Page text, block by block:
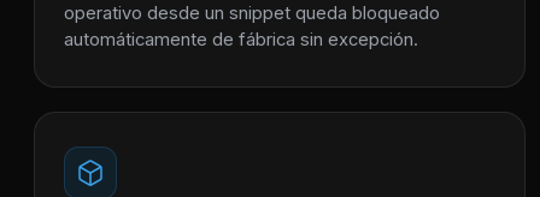
operativo desde un snippet queda bloqueado
automáticamente de fábrica sin excepción.